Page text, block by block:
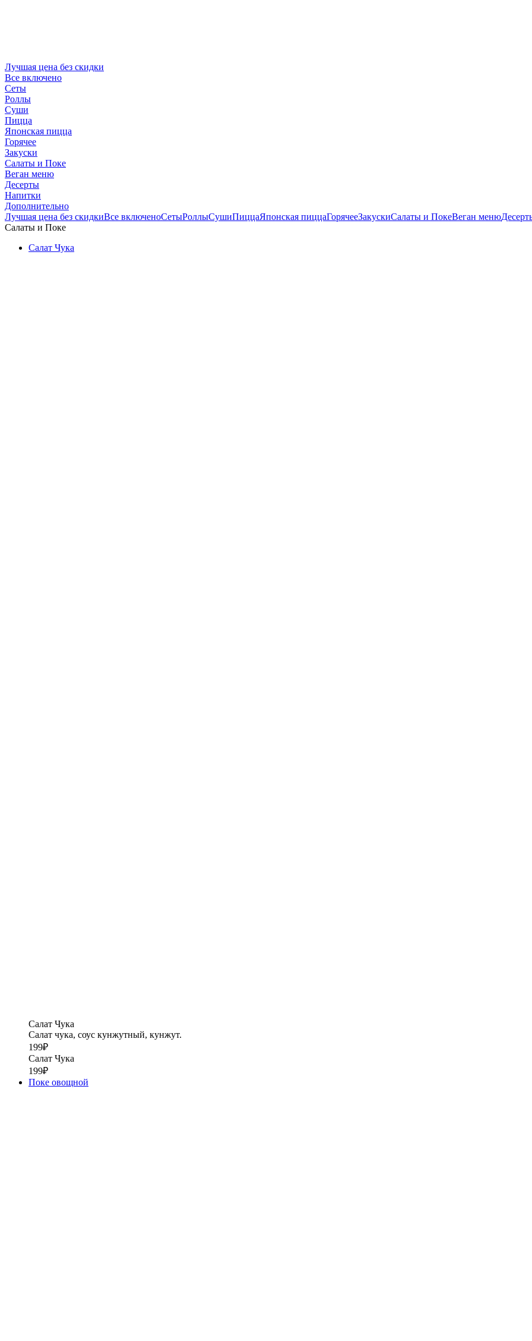
Лучшая цена без скидки
Все включено
Сеты
Роллы
Суши
Пицца
Японская пицца
Горячее
Закуски
Салаты и Поке
Веган меню
Десерты
Напитки
Дополнительно
Лучшая цена без скидкиВсе включеноСетыРоллыСушиПиццаЯпонская пиццаГорячееЗакускиСалаты и ПокеВеган меню
Салаты и Поке
Салат Чука
Салат Чука
Салат чука, соус кунжутный, кунжут.
199₽
Салат Чука
199₽
Поке овощной